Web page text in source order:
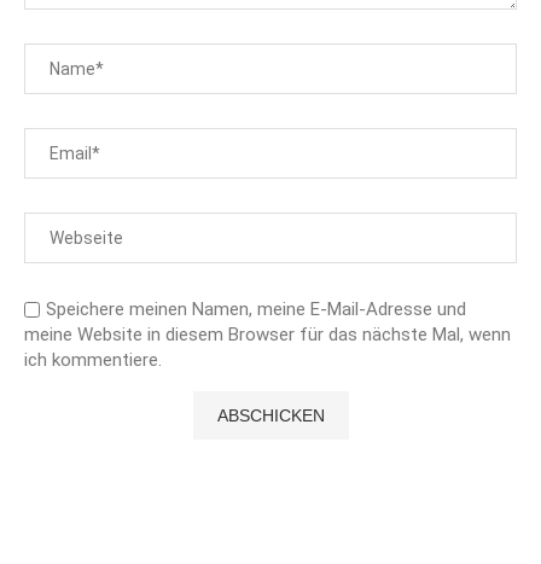
Speichere meinen Namen, meine E-Mail-Adresse und
meine Website in diesem Browser für das nächste Mal, wenn
ich kommentiere.